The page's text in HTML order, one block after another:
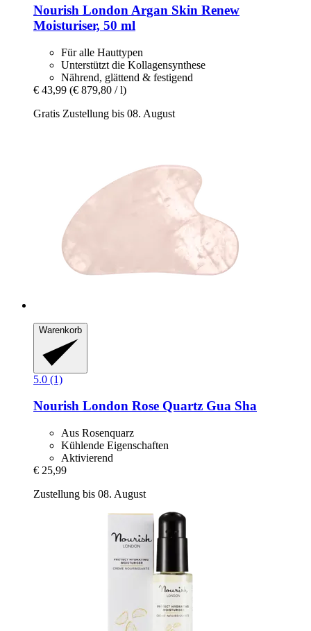
Nourish LondonArgan Skin Renew
Moisturiser, 50 ml
Für alle Hauttypen
Unterstützt die Kollagensynthese
Nährend, glättend & festigend
€ 43,99 (€ 879,80 / l)
Gratis Zustellung bis 08. August
Warenkorb
5.0 (1)
Nourish London Rose Quartz Gua Sha
Aus Rosenquarz
Kühlende Eigenschaften
Aktivierend
€ 25,99
Zustellung bis 08. August